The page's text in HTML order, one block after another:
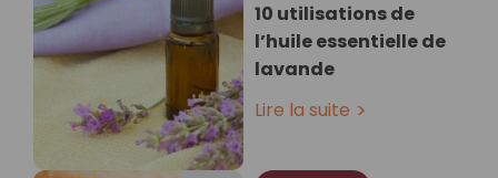
10 utilisations de
l’huile essentielle de
lavande
Lire la suite